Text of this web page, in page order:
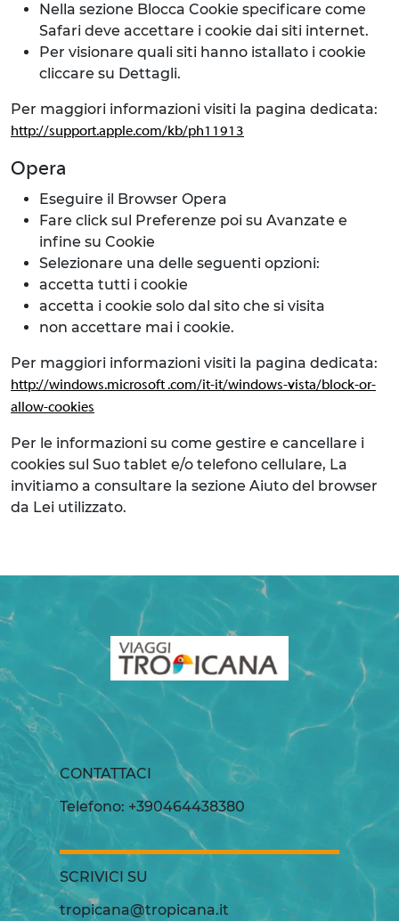
Nella sezione Blocca Cookie specificare come
Safari deve accettare i cookie dai siti internet.
Per visionare quali siti hanno istallato i cookie
cliccare su Dettagli.
Per maggiori informazioni visiti la pagina dedicata:
http://support.apple.com/kb/ph11913
Opera
Eseguire il Browser Opera
Fare click sul Preferenze poi su Avanzate e
infine su Cookie
Selezionare una delle seguenti opzioni:
accetta tutti i cookie
accetta i cookie solo dal sito che si visita
non accettare mai i cookie.
Per maggiori informazioni visiti la pagina dedicata:
http://windows.microsoft .com/it-it/windows-vista/block-or-
allow-cookies
Per le informazioni su come gestire e cancellare i
cookies sul Suo tablet e/o telefono cellulare, La
invitiamo a consultare la sezione Aiuto del browser
da Lei utilizzato.
CONTATTACI
Telefono: +390464438380
SCRIVICI SU
tropicana@tropicana.it